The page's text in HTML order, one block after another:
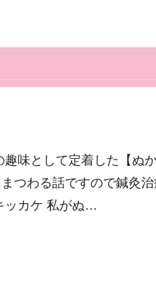
味として定着した【ぬ
つわる話ですので鍼灸
ッカケ 私がぬ…